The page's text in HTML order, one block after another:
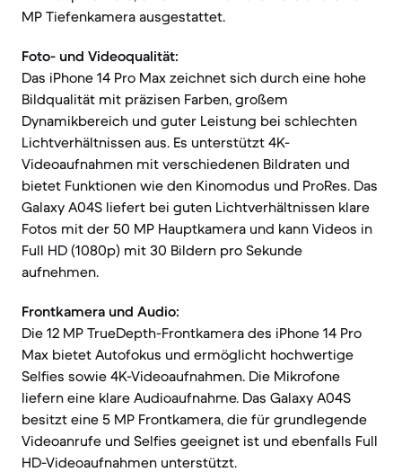
MP Tiefenkamera ausgestattet.
Foto- und Videoqualität:
Das iPhone 14 Pro Max zeichnet sich durch eine hohe
Bildqualität mit präzisen Farben, großem
Dynamikbereich und guter Leistung bei schlechten
Lichtverhältnissen aus. Es unterstützt 4K-
Videoaufnahmen mit verschiedenen Bildraten und
bietet Funktionen wie den Kinomodus und ProRes. Das
Galaxy A04S liefert bei guten Lichtverhältnissen klare
Fotos mit der 50 MP Hauptkamera und kann Videos in
Full HD (1080p) mit 30 Bildern pro Sekunde
aufnehmen.
Frontkamera und Audio:
Die 12 MP TrueDepth-Frontkamera des iPhone 14 Pro
Max bietet Autofokus und ermöglicht hochwertige
Selfies sowie 4K-Videoaufnahmen. Die Mikrofone
liefern eine klare Audioaufnahme. Das Galaxy A04S
besitzt eine 5 MP Frontkamera, die für grundlegende
Videoanrufe und Selfies geeignet ist und ebenfalls Full
HD-Videoaufnahmen unterstützt.